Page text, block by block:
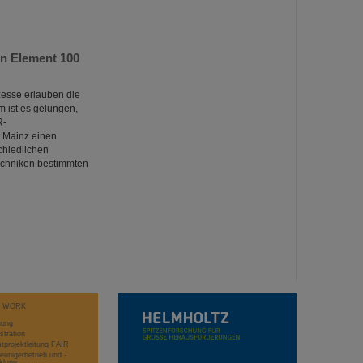
Element 100
erlauben die
ist es gelungen,
einen
bestimmten
WORK
FAIR
und -